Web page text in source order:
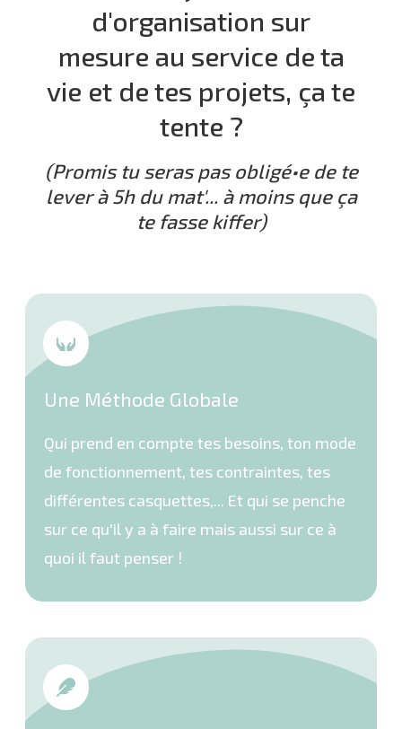
d'organisation sur
mesure au service de ta
vie et de tes projets, ça te
tente ?
(Promis tu seras pas obligé•e de te
lever à 5h du mat'... à moins que ça
te fasse kiffer)
Une Méthode Globale
Qui prend en compte tes besoins, ton mode
de fonctionnement, tes contraintes, tes
différentes casquettes,... Et qui se penche
sur ce qu'il y a à faire mais aussi sur ce à
quoi il faut penser !